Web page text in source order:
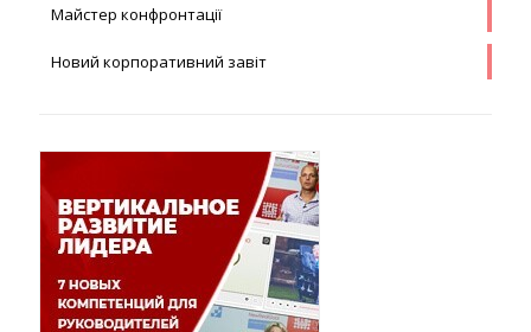
Майстер конфронтації
Новий корпоративний завіт